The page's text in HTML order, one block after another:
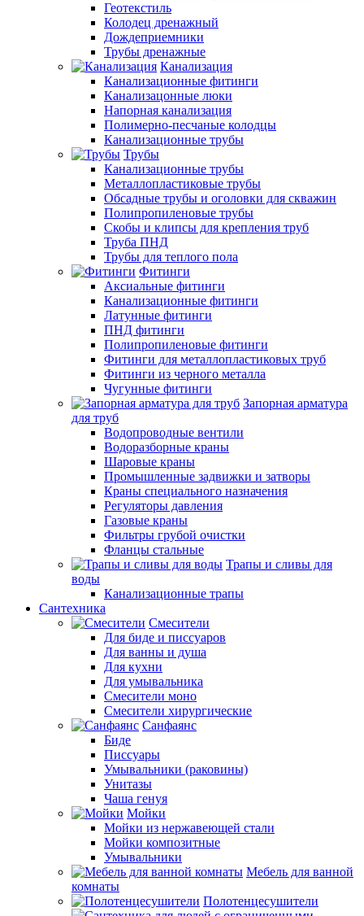
Геотекстиль
Колодец дренажный
Дождеприемники
Трубы дренажные
Канализация
Канализационные фитинги
Канализацонные люки
Напорная канализация
Полимерно-песчаные колодцы
Канализационные трубы
Трубы
Канализационные трубы
Металлопластиковые трубы
Обсадные трубы и оголовки для скважин
Полипропиленовые трубы
Скобы и клипсы для крепления труб
Труба ПНД
Трубы для теплого пола
Фитинги
Аксиальные фитинги
Канализационные фитинги
Латунные фитинги
ПНД фитинги
Полипропиленовые фитинги
Фитинги для металлопластиковых труб
Фитинги из черного металла
Чугунные фитинги
Запорная арматура
для труб
Водопроводные вентили
Водоразборные краны
Шаровые краны
Промышленные задвижки и затворы
Краны специального назначения
Регуляторы давления
Газовые краны
Фильтры грубой очистки
Фланцы стальные
Трапы и сливы для
воды
Канализационные трапы
Сантехника
Смесители
Для биде и писсуаров
Для ванны и душа
Для кухни
Для умывальника
Смесители моно
Смесители хирургические
Санфаянс
Биде
Писсуары
Умывальники (раковины)
Унитазы
Чаша генуя
Мойки
Мойки из нержавеющей стали
Мойки композитные
Умывальники
Мебель для ванной
комнаты
Полотенцесушители